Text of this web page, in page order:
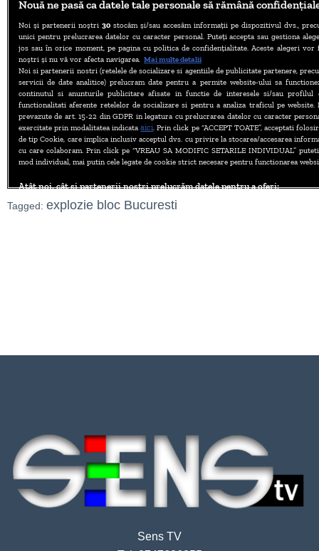
Tagged: explozie bloc Bucuresti
Sens TV